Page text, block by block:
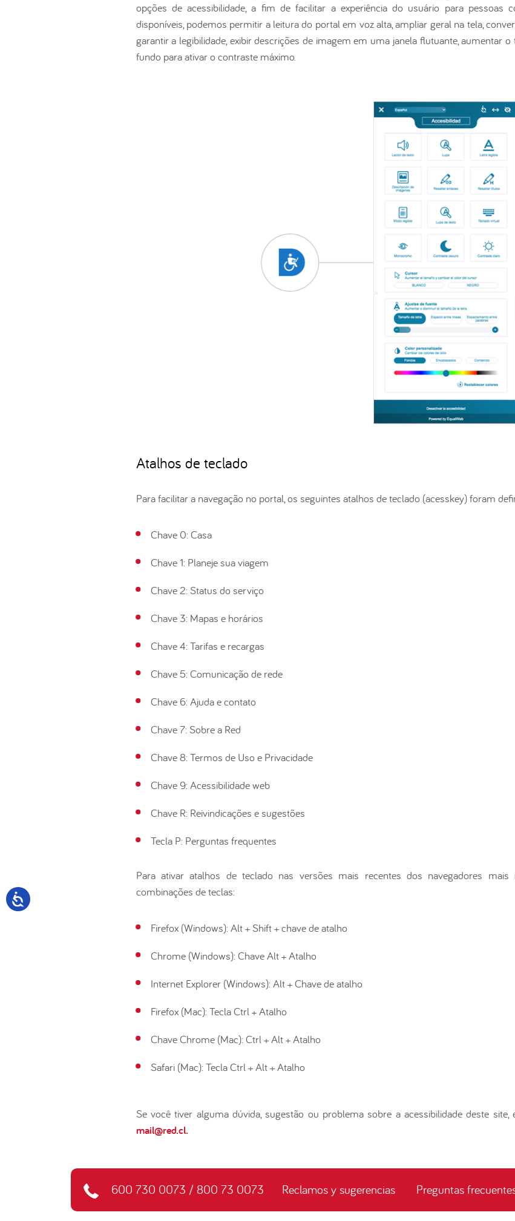
opções de acessibilidade, a fim de facilitar a experiência do usuário para pessoas
disponíveis, podemos permitir a leitura do portal em voz alta, ampliar geral na tela,
garantir a legibilidade, exibir descrições de imagem em uma janela flutuante, aumentar
fundo para ativar o contraste máximo.
Atalhos de teclado
Para facilitar a navegação no portal, os seguintes atalhos de teclado (acesskey) foram
Chave 0: Casa
Chave 1: Planeje sua viagem
Chave 2: Status do serviço
Chave 3: Mapas e horários
Chave 4: Tarifas e recargas
Chave 5: Comunicação de rede
Chave 6: Ajuda e contato
Chave 7: Sobre a Red
Chave 8: Termos de Uso e Privacidade
Chave 9: Acessibilidade web
Chave R: Reivindicações e sugestões
Tecla P: Perguntas frequentes
Para ativar atalhos de teclado nas versões mais recentes dos navegadores mais
combinações de teclas:
Firefox (Windows): Alt + Shift + chave de atalho
Chrome (Windows): Chave Alt + Atalho
Internet Explorer (Windows): Alt + Chave de atalho
Firefox (Mac): Tecla Ctrl + Atalho
Chave Chrome (Mac): Ctrl + Alt + Atalho
Safari (Mac): Tecla Ctrl + Alt + Atalho
Se você tiver alguma dúvida, sugestão ou problema sobre a acessibilidade deste
mail@red.cl.
600 730 0073 / 800 73 0073 Reclamos y sugerencias Preguntas